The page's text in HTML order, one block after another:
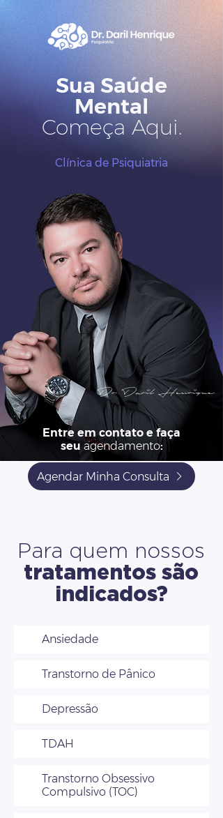
Sua Saúde
Mental
Começa Aqui.
Clínica de Psiquiatria
Dr.Daril Henrique
Entre em contato e faça
seu agendamento:
Agendar Minha Consulta
Para quem nossos
tratamentos são
indicados?
Ansiedade
Transtorno de Pânico
Depressão
TDAH
Transtorno Obsessivo
Compulsivo (TOC)